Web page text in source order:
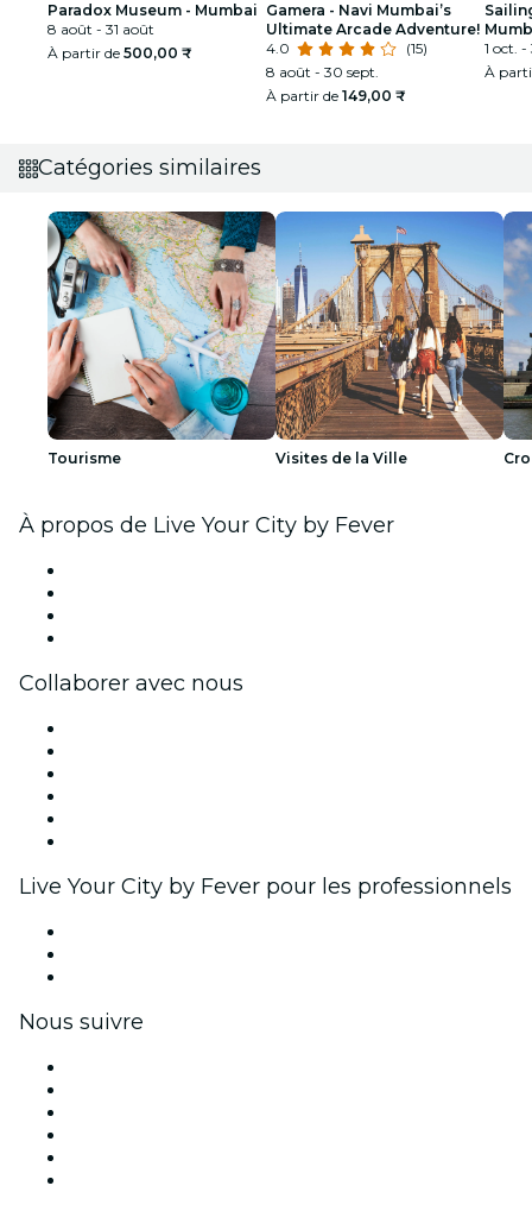
Paradox Museum - Mumbai
8 août - 31 août
À partir de 500,00 ₹
Gamera - Navi Mumbai’s
Ultimate Arcade Adventure!
4.0
(15)
8 août - 30 sept.
À partir de 149,00 ₹
taille
1 oct. -
À
Catégories similaires
Tourisme Visites de la Ville
À propos de Live Your City by Fever
Collaborer avec nous
Live Your City by Fever pour les professionnels
Nous suivre